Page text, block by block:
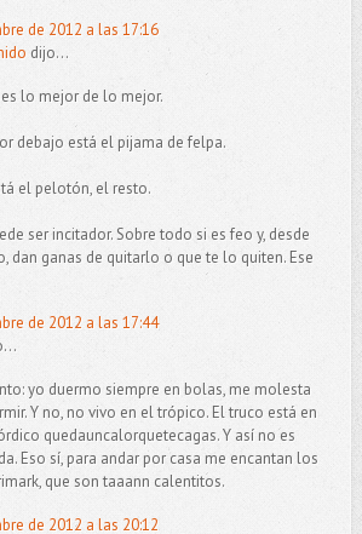
de 2012 a las 17:16
dijo...
lo mejor de lo mejor.
debajo está el pijama de felpa.
el pelotón, el resto.
ser incitador. Sobre todo si es feo y, desde
dan ganas de quitarlo o que te lo quiten. Ese
de 2012 a las 17:44
yo duermo siempre en bolas, me molesta
Y no, no vivo en el trópico. El truco está en
quedauncalorquetecagas. Y así no es
Eso sí, para andar por casa me encantan los
que son taaann calentitos.
de 2012 a las 20:12